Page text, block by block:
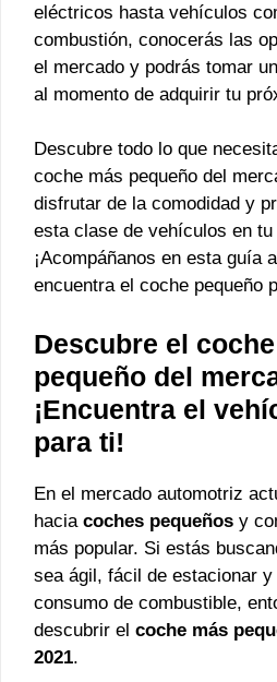
eléctricos hasta vehículos
combustión, conocerás las
el mercado y podrás tomar
al momento de adquirir tu
Descubre todo lo que
coche más pequeño del
disfrutar de la comodidad y
esta clase de vehículos en
¡Acompáñanos en esta guía
encuentra el coche pequeño
Descubre el
pequeño del
¡Encuentra el
para ti!
En el mercado automotriz
hacia coches pequeños y
más popular. Si estás
sea ágil, fácil de estacionar
consumo de combustible,
descubrir el coche más
2021.